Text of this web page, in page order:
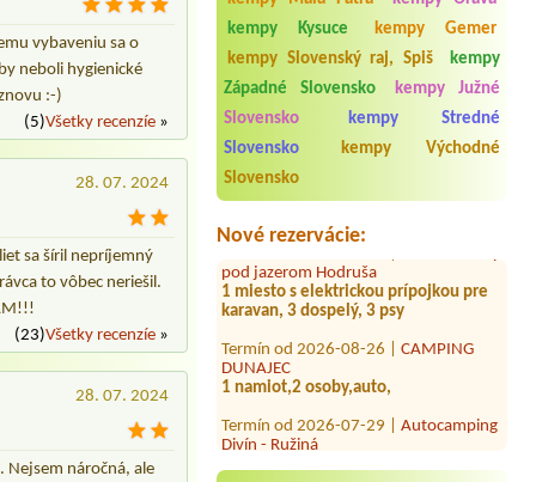
kempy Kysuce
kempy Gemer
kempy Slovenský raj, Spiš
kempy
Západné Slovensko
kempy Južné
Slovensko
kempy Stredné
Slovensko
kempy Východné
Slovensko
Nové rezervácie:
Termín od 2026-07-31 |
Penzión a
Hotel Dedinky, stanový tábor
1 miesto pre stan, 2 dospele osoby
Termín od 2026-08-10 |
1 miesto s elektrickou prípojkou pre
karavan, 3 dospelý, 3 psy
DUNAJEC
1 namiot,2 osoby,auto,
Divín - Ružiná
1x stan, 2x dospelí, 1x dieťa 15r. na 1
noc
vybaveniu sa o
neboli hygienické
:-)
(5)Všetky recenzíe»
28. 07. 2024
sa šíril nepríjemný
to vôbec neriešil.
(23)Všetky recenzíe»
28. 07. 2024
Nejsem náročná, ale